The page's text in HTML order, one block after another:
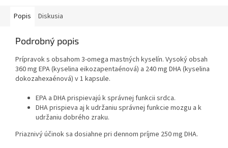
Popis Diskusia
Podrobný popis
Prípravok s obsahom 3-omega mastných kyselín. Vysoký obsah
360 mg EPA (kyselina eikozapentaénová) a 240 mg DHA (kyselina
dokozahexaénová) v 1 kapsule.
EPA a DHA prispievajú k správnej funkcii srdca.
DHA prispieva aj k udržaniu správnej funkcie mozgu a k
udržaniu dobrého zraku.
Priaznivý účinok sa dosiahne pri dennom príjme 250 mg DHA.